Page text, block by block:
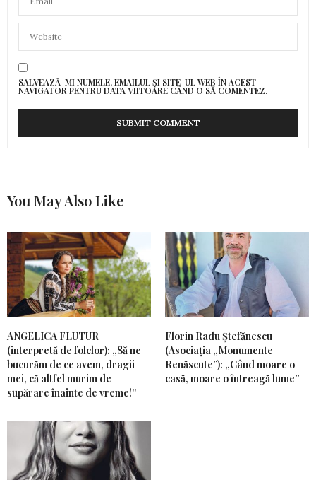
SALVEAZĂ-MI NUMELE, EMAILUL ȘI SITE-UL WEB ÎN ACEST
NAVIGATOR PENTRU DATA VIITOARE CÂND O SĂ COMENTEZ.
You May Also Like
ANGELICA FLUTUR
(interpretă de folclor): „Să ne
bucurăm de ce avem, dragii
mei, că altfel murim de
supărare înainte de vreme!”
Florin Radu Ștefănescu
(Asociația „Monumente
Renăscute”): „Când moare o
casă, moare o întreagă lume”